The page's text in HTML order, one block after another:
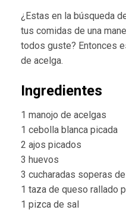
¿Estas en la búsqueda
tus comidas de una
todos guste? Entonces
de acelga.
Ingredientes
1 manojo de acelgas
1 cebolla blanca picada
2 ajos picados
3 huevos
3 cucharadas soperas
1 taza de queso rallado
1 pizca de sal